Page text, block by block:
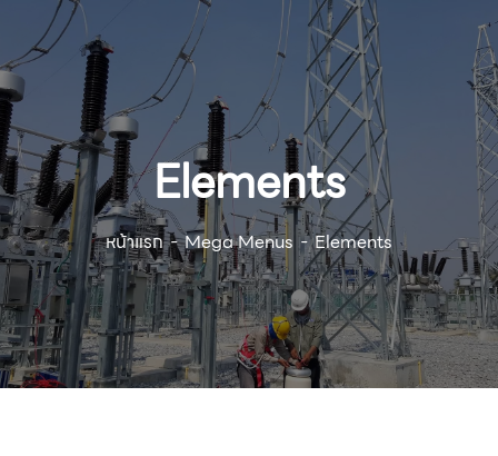
Elements
หน้าแรก Mega Menus Elements